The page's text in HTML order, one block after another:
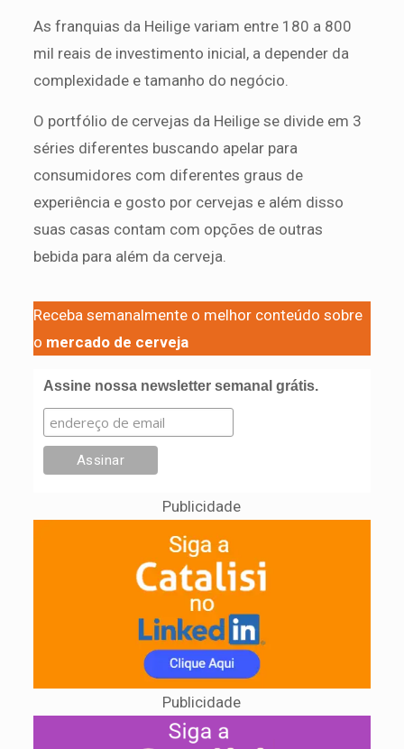
As franquias da Heilige variam entre 180 a 800
mil reais de investimento inicial, a depender da
complexidade e tamanho do negócio.
O portfólio de cervejas da Heilige se divide em 3
séries diferentes buscando apelar para
consumidores com diferentes graus de
experiência e gosto por cervejas e além disso
suas casas contam com opções de outras
bebida para além da cerveja.
Receba semanalmente o melhor conteúdo sobre
o mercado de cerveja
Assine nossa newsletter semanal grátis.
Publicidade
Publicidade